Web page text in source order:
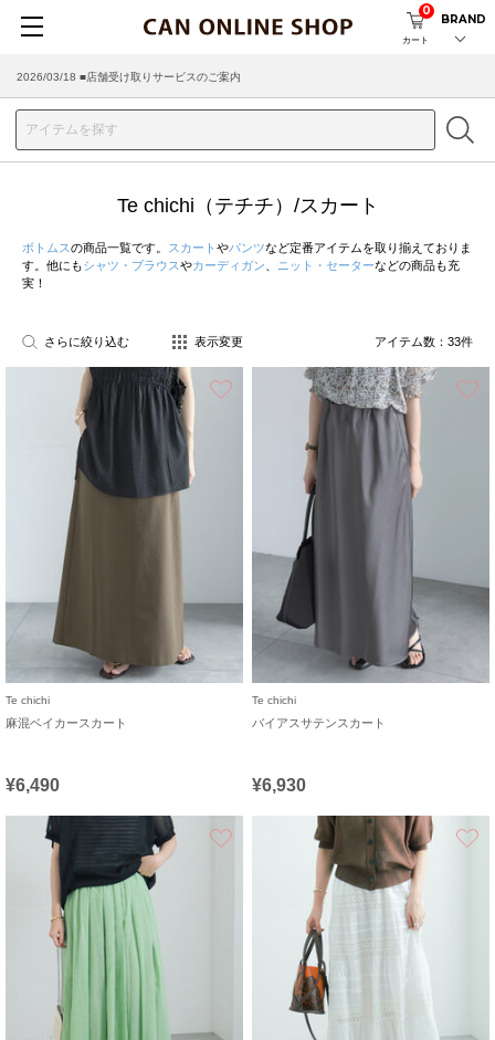
カート
0
BRAND
2026/08/04 ■8/13(木)AM2:00～サイトメンテナンス実施のお知らせ
2026/03/18 ■店舗受け取りサービスのご案内
Te chichi（テチチ）/スカート
ボトムスの商品一覧です。 スカート やパンツなど定番アイテムを取り揃えておりま
す。他にもシャツ・ブラウスやカーディガン ニット・セーターなどの商品も充
実！
さらに絞り込む 表示変更 アイテム数： 33件
お気に入り
Te chichi
麻混ベイカースカート
¥6,490
Te chichi
バイアスサテンスカート
¥6,930